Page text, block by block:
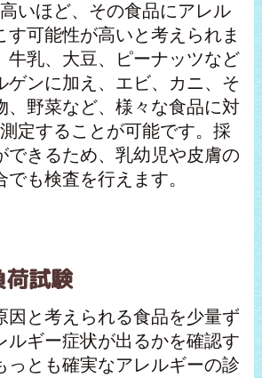
いほど、その食品にアレル
す可能性が高いと考えられま
牛乳、大豆、ピーナッツなど
ゲンに加え、エビ、カニ、そ
、野菜など、様々な食品に対
定することが可能です。採
できるため、乳幼児や皮膚の
も検査を行えます。
試験
因と考えられる食品を少量ず
ルギー症状が出るかを確認す
っとも確実なアレルギーの診